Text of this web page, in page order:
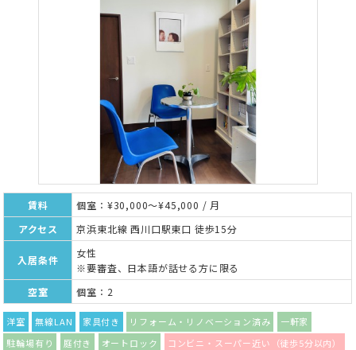
賃料
個室：¥30,000～¥45,000 / 月
アクセス
京浜東北線 西川口駅東口 徒歩15分
入居条件
女性
※要審査、日本語が話せる方に限る
空室
個室：2
洋室 無線LAN 家具付き リフォーム・リノベーション済み
一軒家
駐輪場有り
庭付き オートロック コンビニ・スーパー近い（徒歩5分以内）